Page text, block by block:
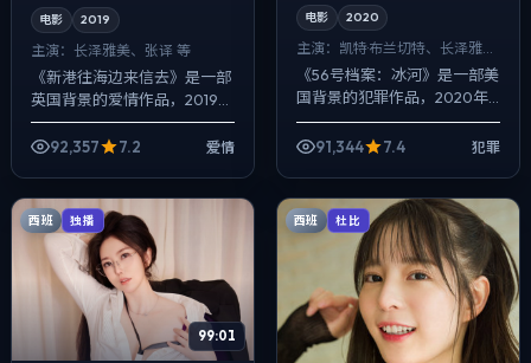
电影 2019
主演： 长泽雅美、张译 等
《新港往海边来信去》是一部
英国背景的爱情作品，2019年
公映，由奉俊昊执导，长泽雅
美、张译、李秉宪等主演。以
92,357 7.2 爱情
电影 2020
主演： 凯特·布兰切特、长泽雅美
等
《56号档案：冰河》是一部美
国背景的犯罪作品，2020年
公映，由陈凯歌执导，凯特·布
兰切特、长泽雅美、刘亦菲等
91,344 7.4 犯罪
西班 独播
99:01
西班 杜比